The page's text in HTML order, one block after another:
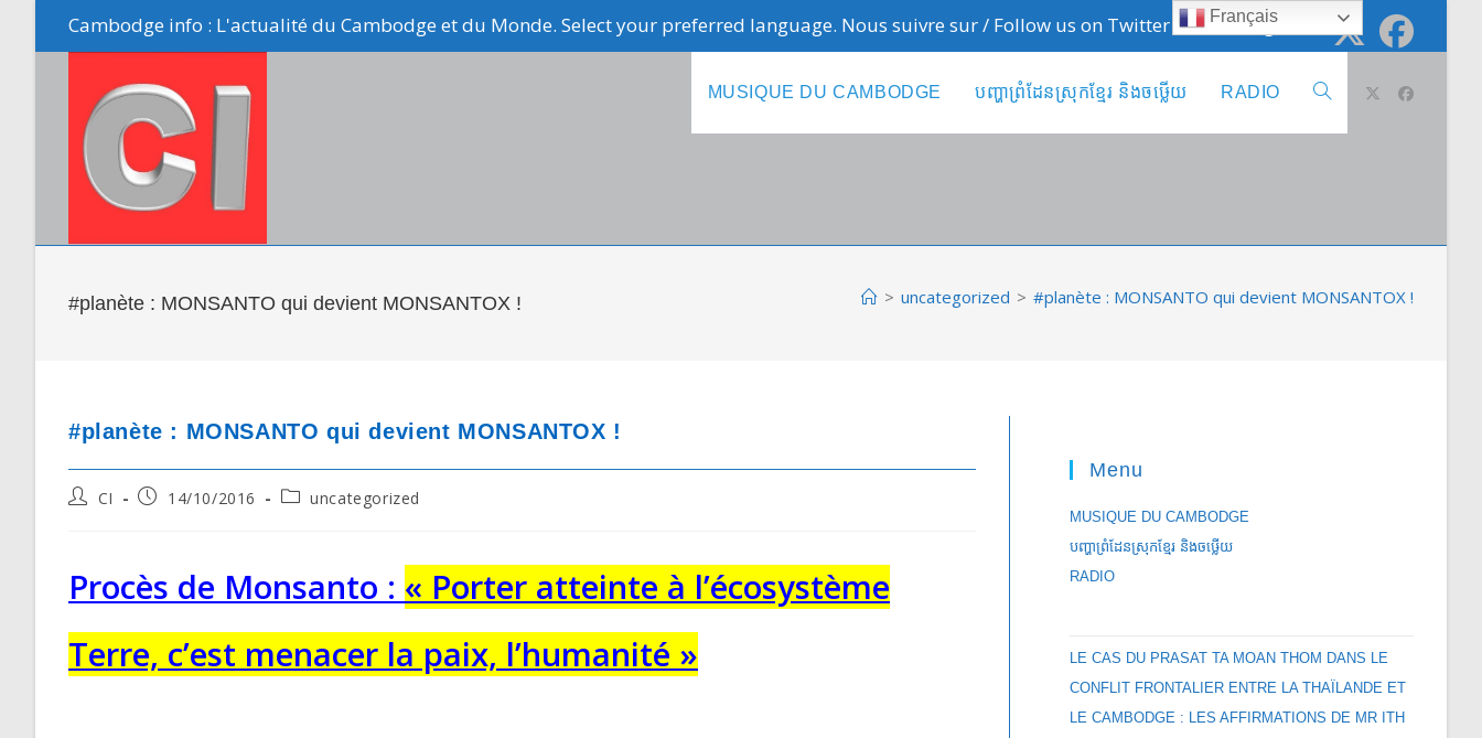
Cambodge info : L'actualité du Cambodge et du Monde. Select your preferred language. Nous suivre sur / Follow us on Twitter @cambodge_info
MUSIQUE DU CAMBODGE បញ្ហាព្រំដែនស្រុកខ្មែរ និងចឞ្លើយ RADIO Toggle
#planète : MONSANTO qui devient MONSANTOX ! > uncategorized > #planète : MONSANTO qui devient MONSANTOX !
#planète : MONSANTO qui devient MONSANTOX !
PostCI
Post14/10/2016
Postuncategorized
Procès de Monsanto : « Porter atteinte à l’écosystème
Terre, c’est menacer la paix, l’humanité »
Menu
MUSIQUE DU CAMBODGE
បញ្ហាព្រំដែនស្រុកខ្មែរ និងចឞ្លើយ
RADIO
LE CAS DU PRASAT TA MOAN THOM DANS LE
CONFLIT FRONTALIER ENTRE LA THAÏLANDE ET
LE CAMBODGE : LES AFFIRMATIONS DE MR ITH
Français